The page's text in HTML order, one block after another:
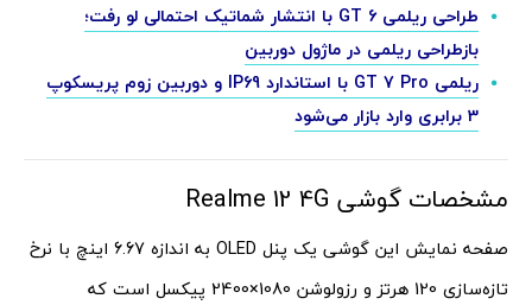
طراحی ریلمی GT 6 با انتشار شماتیک احتمالی لو رفت؛
بازطراحی ریلمی در ماژول دوربین
ریلمی GT 7 Pro با استاندارد IP69 و دوربین زوم پریسکوپ
3 برابری وارد بازار می‌شود
مشخصات گوشی Realme 12 4G
صفحه نمایش این گوشی یک پنل OLED به اندازه 6.67 اینچ با نرخ
تازه‌سازی 120 هرتز و رزولوشن 1080×2400 پیکسل است که